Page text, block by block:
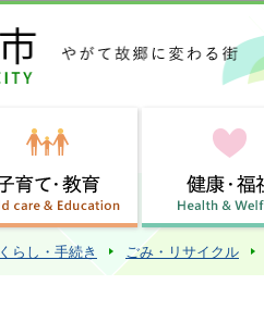
この
くらし・手続き ごみ・リサイクル